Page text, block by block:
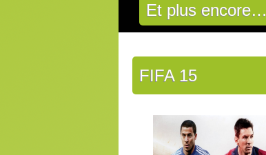
Et plus encore…
FIFA 15